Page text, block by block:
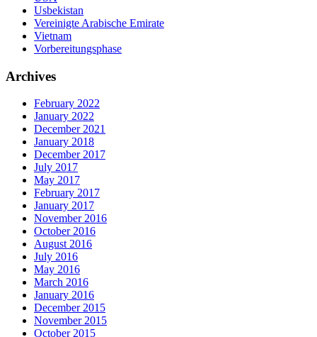
Usbekistan
Vereinigte Arabische Emirate
Vietnam
Vorbereitungsphase
Archives
February 2022
January 2022
December 2021
January 2018
December 2017
July 2017
May 2017
February 2017
January 2017
November 2016
October 2016
August 2016
July 2016
May 2016
March 2016
January 2016
December 2015
November 2015
October 2015